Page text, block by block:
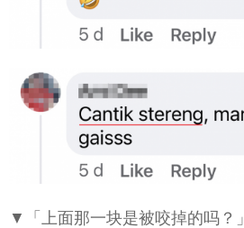
▼「上面那一块是被咬掉的吗？」